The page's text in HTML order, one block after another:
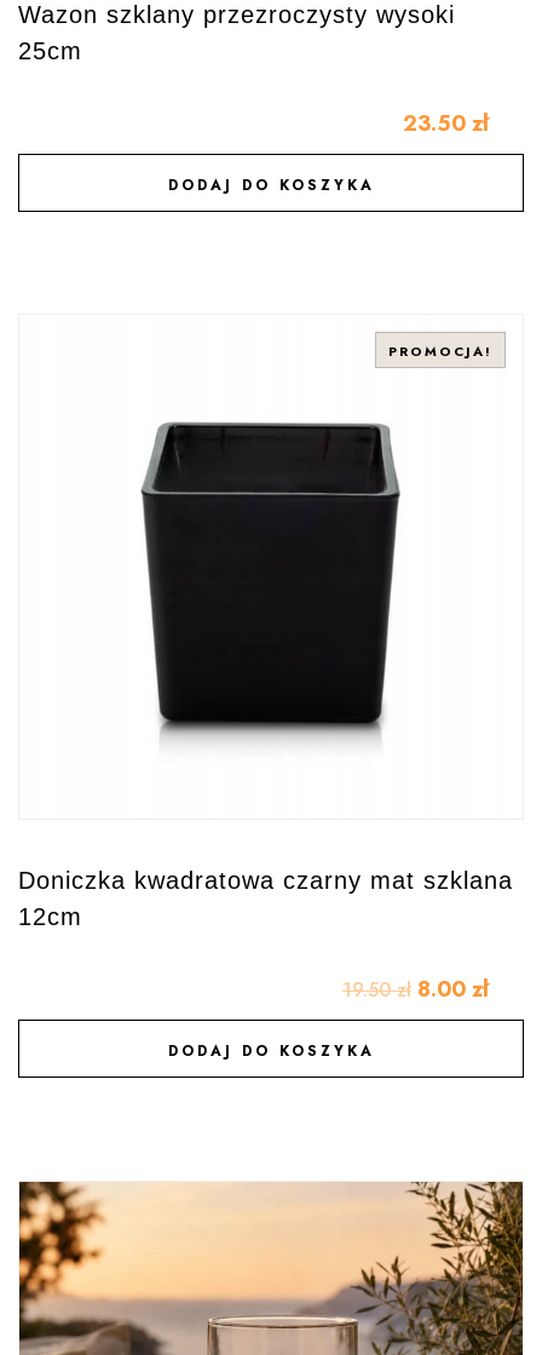
Wazon szklany przezroczysty wysoki
25cm
23.50 zł
DODAJ DO KOSZYKA
DODAJ DO ULUBIONYCH
PROMOCJA!
Doniczka kwadratowa czarny mat szklana
12cm
19.50zł 8.00 zł
DODAJ DO KOSZYKA
DODAJ DO ULUBIONYCH